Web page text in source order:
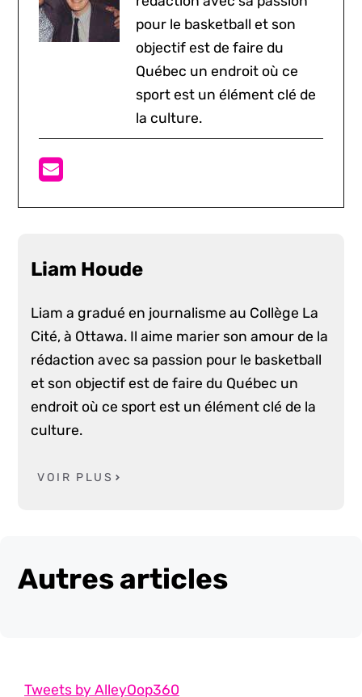
pour le basketball et son
objectif est de faire du
Québec un endroit où ce
sport est un élément clé de
la culture.
Liam Houde
Liam a gradué en journalisme au Collège La
Cité, à Ottawa. Il aime marier son amour de la
rédaction avec sa passion pour le basketball
et son objectif est de faire du Québec un
endroit où ce sport est un élément clé de la
culture.
VOIR PLUS
Autres articles
Tweets by AlleyOop360